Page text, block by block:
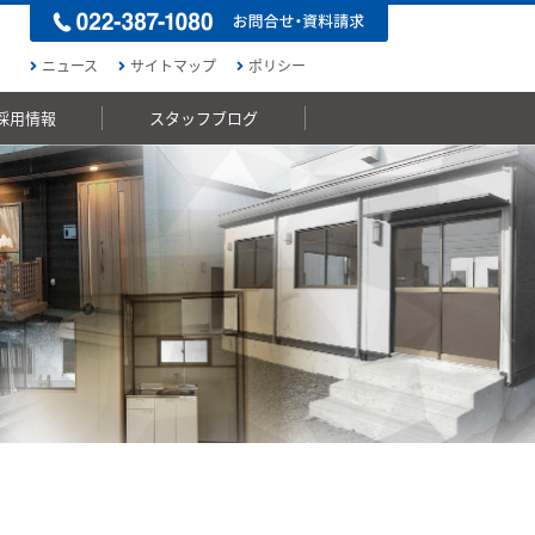
ニュース サイトマップ ポリシー
用情報 スタッフブログ